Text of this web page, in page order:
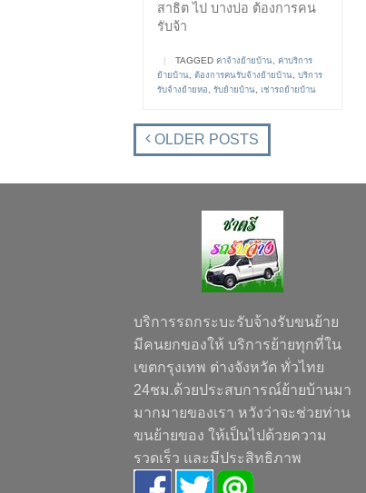
สาธิต ไป บางบ่อ ต้องการคน
รับจ้า
| TAGGED ค่าจ้างย้ายบ้าน ค่าบริการ
ย้ายบ้าน ต้องการคนรับจ้างย้ายบ้าน บริการ
รับจ้างย้ายหอ
รับย้ายบ้าน เช่ารถย้ายบ้าน
OLDER POSTS
บริการรถกระบะรับจ้างรับขนย้าย
มีคนยกของให้ บริการย้ายทุกที่ใน
เขตกรุงเทพ ต่างจังหวัด ทั่วไทย
24ชม.ด้วยประสบการณ์ย้ายบ้านมา
มากมายของเรา หวังว่าจะช่วยท่าน
ขนย้ายของ ให้เป็นไปด้วยความ
รวดเร็ว และมีประสิทธิภาพ